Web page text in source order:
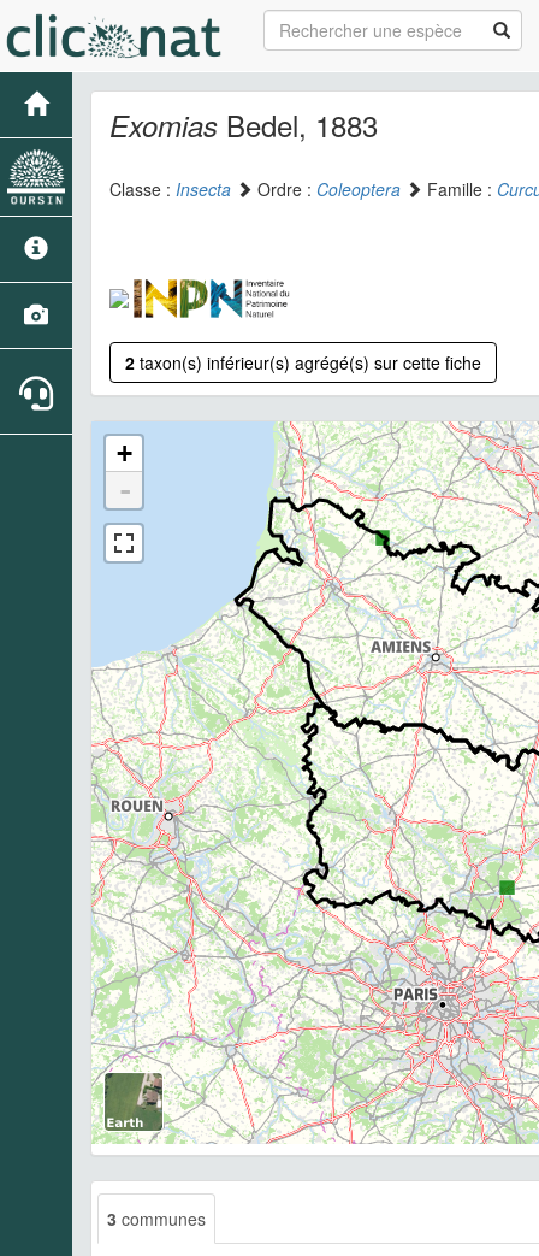
Exomias Bedel, 1883
Classe : Insecta Ordre : Coleoptera Famille :
2 taxon(s) inférieur(s) agrégé(s) sur cette fiche
+
-
3 communes